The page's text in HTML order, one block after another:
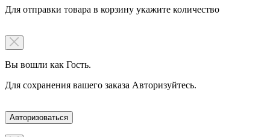
Для отправки товара в корзину укажите количество
Вы вошли как Гость.
Для сохранения вашего заказа Авторизуйтесь.
Авторизоваться